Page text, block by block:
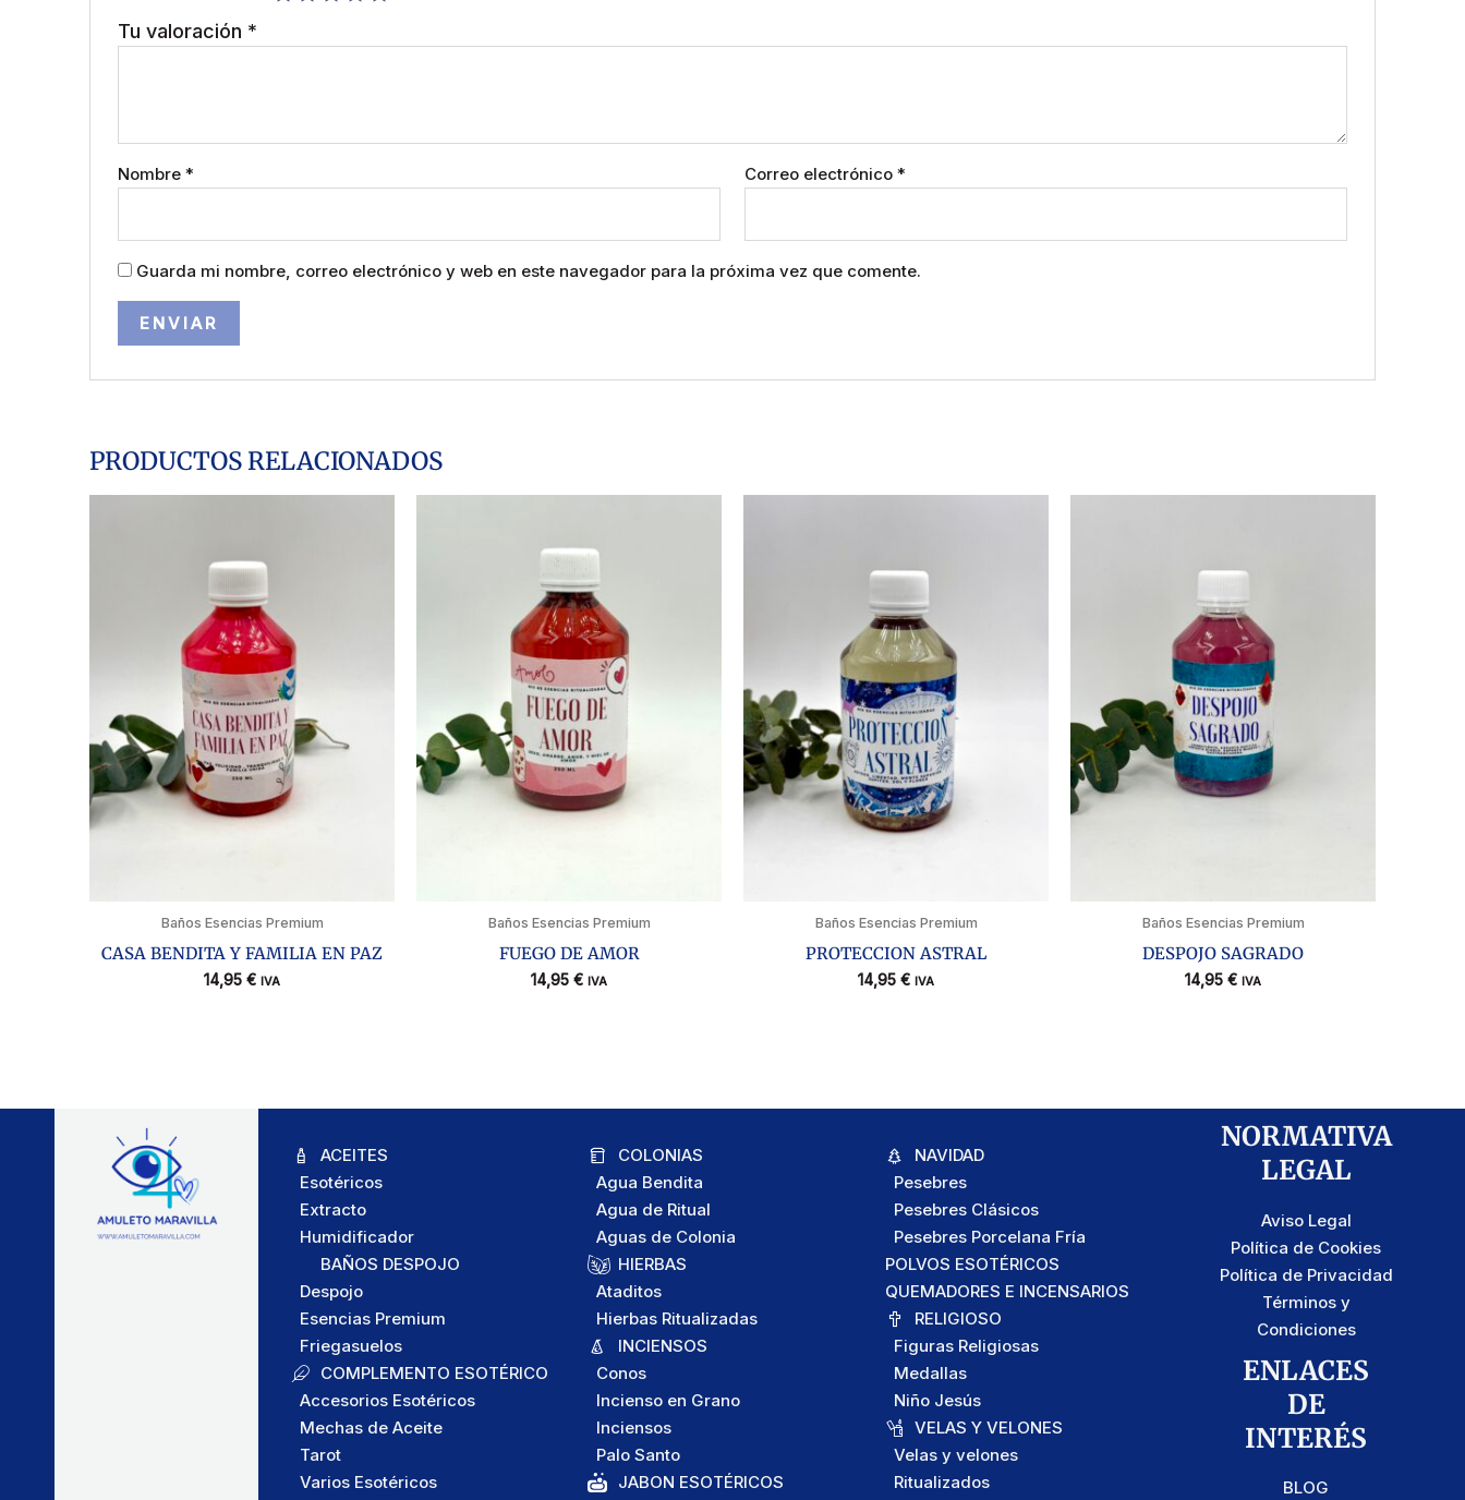
Tu valoración *
Nombre* Correo electrónico*
Guarda mi nombre, correo electrónico y web en este navegador para la próxima vez que comente.
PRODUCTOS RELACIONADOS
Baños Esencias Premium
CASA BENDITA Y FAMILIA EN PAZ
14,95 € IVA
Baños Esencias Premium
FUEGO DE AMOR
14,95 € IVA
Baños Esencias Premium
PROTECCION ASTRAL
14,95 € IVA
Baños Esencias Premium
DESPOJO SAGRADO
14,95 € IVA
ACEITES
Esotéricos
Extracto
Humidificador
BAÑOS DESPOJO
Despojo
Esencias Premium
Friegasuelos
COMPLEMENTO ESOTÉRICO
Accesorios Esotéricos
Mechas de Aceite
Tarot
Varios Esotéricos
COLONIAS
Agua Bendita
Agua de Ritual
Aguas de Colonia
HIERBAS
Ataditos
Hierbas Ritualizadas
INCIENSOS
Conos
Incienso en Grano
Inciensos
Palo Santo
JABON ESOTÉRICOS
NAVIDAD
Pesebres
Pesebres Clásicos
Pesebres Porcelana Fría
POLVOS ESOTÉRICOS
QUEMADORES E INCENSARIOS
RELIGIOSO
Figuras Religiosas
Medallas
Niño Jesús
VELAS Y VELONES
Velas y velones
Ritualizados
NORMATIVA
LEGAL
Aviso Legal
Política de Cookies
Política de Privacidad
Términos y
Condiciones
ENLACES
DE
INTERÉS
BLOG